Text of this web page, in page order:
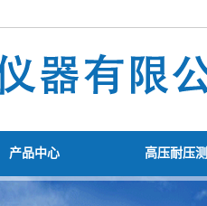
产品中心 高压耐压